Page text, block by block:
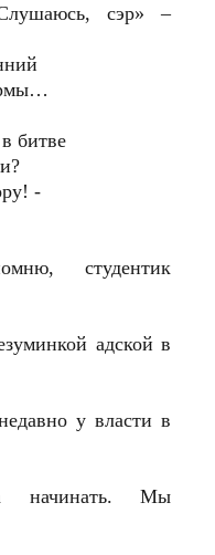
сэр» –
битве
-
студентик
адской в
в
начинать. Мы